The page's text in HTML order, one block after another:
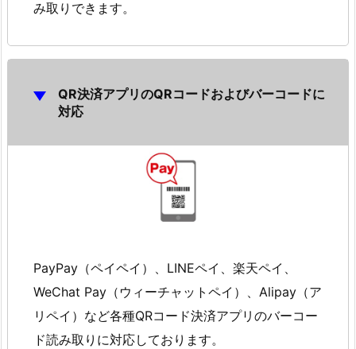
み取りできます。
QR決済アプリのQRコードおよびバーコードに
対応
PayPay（ペイペイ）、LINEペイ、楽天ペイ、
WeChat Pay（ウィーチャットペイ）、Alipay（ア
リペイ）など各種QRコード決済アプリのバーコー
ド読み取りに対応しております。